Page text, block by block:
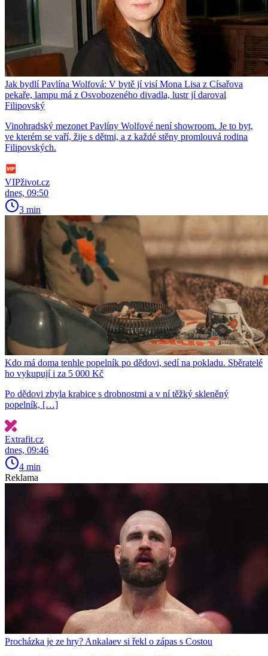
Jak bydlí Pavlína Wolfová: V bytě jí visí Mona Lisa z Císařova
pekaře, lampu má z Osvobozeného divadla, lustr jí daroval
Filipovský
Vinohradský mezonet Pavlíny Wolfové není showroom. Je to byt,
ve kterém se vaří, žije s dětmi, a z každé stěny promlouvá rodina
Filipovských.
VIPživot.cz
dnes, 09:50
3 min
Kdo má doma tenhle popelník po dědovi, sedí na pokladu. Sběratelé
ho vykupují i za 5 000 Kč
Po dědovi zbyla krabice s drobnostmi a v ní těžký skleněný
popelník, […]
Extrafit.cz
dnes, 09:46
4 min
Reklama
Procházka je ze hry? Ankalaev si řekl o zápas s Costou